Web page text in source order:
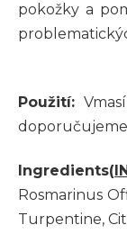
pokožky a
Použití:
doporučujeme
Ingredients(
Rosmarinus
Turpentine,